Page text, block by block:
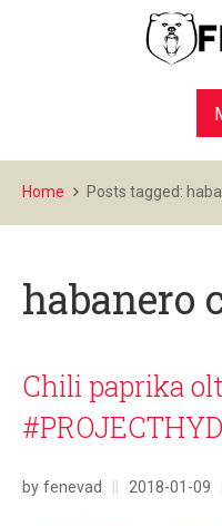
Home Posts tagged:
habanero
Chili paprika
by fenevad 2018-01-09